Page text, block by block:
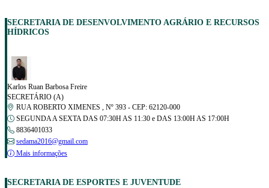
SECRETARIA DE DESENVOLVIMENTO AGRÁRIO E RECURSOS
HÍDRICOS
Karlos Ruan Barbosa Freire
SECRETÁRIO (A)
RUA ROBERTO XIMENES , Nº 393 - CEP: 62120-000
SEGUNDA A SEXTA DAS 07:30H AS 11:30 e DAS 13:00H AS 17:00H
8836401033
sedama2016@gmail.com
Mais informações
SECRETARIA DE ESPORTES E JUVENTUDE